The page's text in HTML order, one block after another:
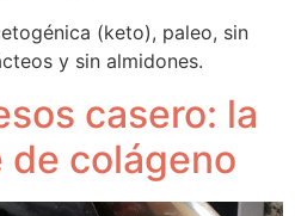
(keto), paleo, sin
y sin almidones.
casero: la
colágeno